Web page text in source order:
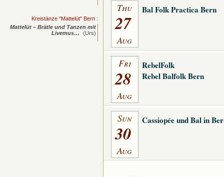
Thu
27
Aug
Bal Folk Practica Bern
Fri
28
Aug
RebelFolk
Rebel Balfolk Bern
Sun
30
Aug
Cassiopée und Bal in
Kreistänze "Mattelüt" Bern :
Mattelüt – Brätle und Tanzen mit
Livemus…
(Urs)